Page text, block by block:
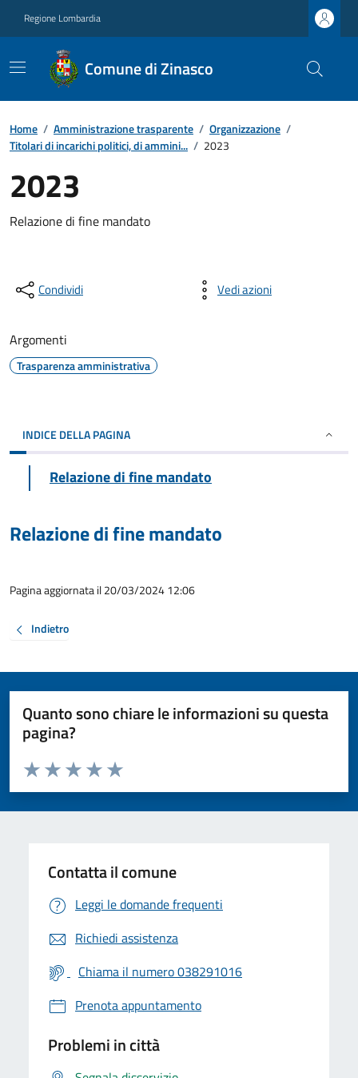
Regione Lombardia
Comune di Zinasco
Home / Amministrazione trasparente / Organizzazione /
Titolari di incarichi politici, di ammini... / 2023
2023
Relazione di fine mandato
Condividi Vedi azioni
Argomenti
Trasparenza amministrativa
INDICE DELLA PAGINA
Relazione di fine mandato
Relazione di fine mandato
Pagina aggiornata il 20/03/2024 12:06
Indietro
Quanto sono chiare le informazioni su questa
pagina?
Valuta da 1 a 5 stelle la pagina
Valuta 5 stelle su 5
Valuta 4 stelle su 5
Valuta 3 stelle su 5
Valuta 2 stelle su 5
Valuta 1 stelle su 5
Contatta il comune
Leggi le domande frequenti
Richiedi assistenza
Chiama il numero 038291016
Prenota appuntamento
Problemi in città